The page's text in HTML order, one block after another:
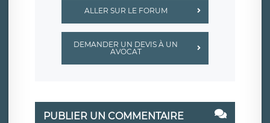
ALLER SUR LE FORUM
DEMANDER UN DEVIS À UN
AVOCAT
PUBLIER UN COMMENTAIRE